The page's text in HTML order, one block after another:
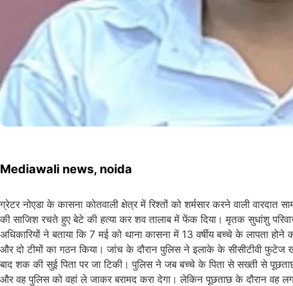
Mediawali news, noida
ग्रेटर नोएडा के कासना कोतवाली क्षेत्र में रिश्तों को शर्मसार करने वाली
की साजिश रचते हुए बेटे की हत्या कर शव तालाब में फेंक दिया। मृतक सुधांशु
अधिकारियों ने बताया कि 7 मई को थाना कासना में 13 वर्षीय बच्चे के लापता
और दो टीमों का गठन किया। जांच के दौरान पुलिस ने इलाके के सीसीटीवी
बाद शक की सुई पिता पर जा टिकी। पुलिस ने जब बच्चे के पिता से सख्ती से
और वह पुलिस को वहां ले जाकर बरामद करा देगा। लेकिन पूछताछ के दौरान वह